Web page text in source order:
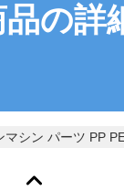
の詳
シン パーツ PP